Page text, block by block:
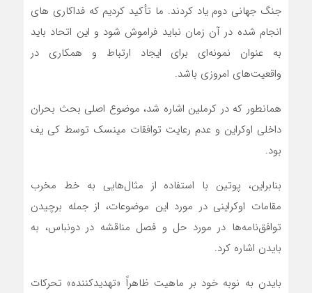
جنگ جهانی دوم یاد کردند. ما تأکید کردیم که فداکاری های
انجام شده در آن زمان نباید فراموش شود و این اتحاد باید
به عنوان نمونه‌ای برای ایجاد ارتباط و همکاری در
واقعیت‌های امروزی باشد.
همانطور که در کرملین اشاره شد، موضوع اصلی بحث بحران
داخلی اوکراین و عدم رعایت توافقات مینسک توسط کی یف
بود.
بنابراین، پوتین با استفاده از مثال‌هایی به خط مخرب
مقامات اوکراینی در مورد این موضوعات، از جمله برچیدن
توافق‌نامه‌ها در مورد حل و فصل مناقشه در دونباس، به
بایدن اشاره کرد.
بایدن به نوبه خود بر ماهیت ظاهراً «تهدیدکننده» تحرکات